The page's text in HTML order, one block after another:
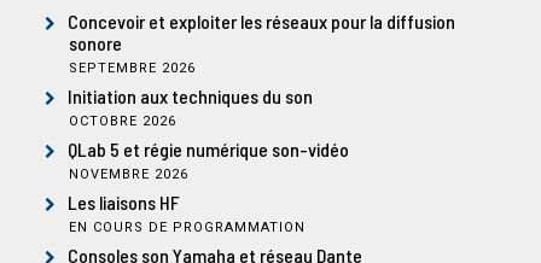
Concevoir et exploiter les réseaux pour la diffusion
sonore
SEPTEMBRE 2026
Initiation aux techniques du son
OCTOBRE 2026
QLab 5 et régie numérique son-vidéo
NOVEMBRE 2026
Les liaisons HF
EN COURS DE PROGRAMMATION
Consoles son Yamaha et réseau Dante